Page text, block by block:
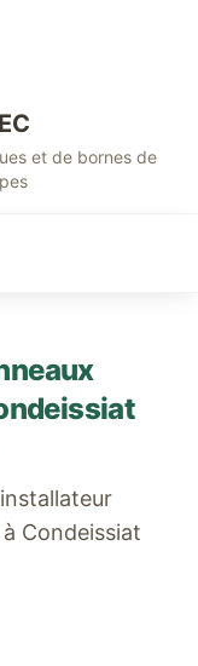
et de bornes de
Condeissiat